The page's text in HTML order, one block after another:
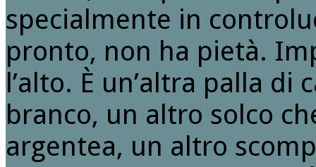
specialmente in
pronto, non ha pietà.
l’alto. È un’altra palla
branco, un altro solco
argentea, un altro